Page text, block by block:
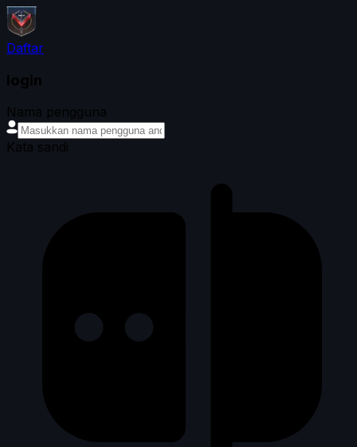
Daftar
login
Nama pengguna
Kata sandi